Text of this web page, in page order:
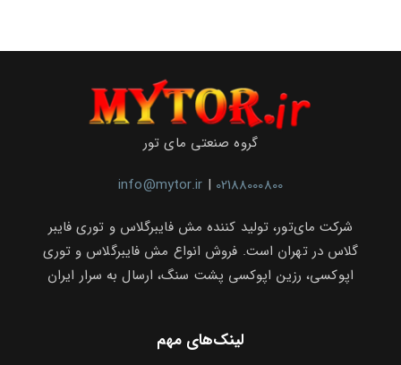
گروه صنعتی مای تور
info@mytor.ir | 02188000800
شرکت مای‌تور، تولید کننده مش فایبرگلاس و توری فایبر
گلاس در تهران است. فروش انواع مش فایبرگلاس و توری
اپوکسی، رزین اپوکسی پشت سنگ، ارسال به سرار ایران
لینک‌های مهم